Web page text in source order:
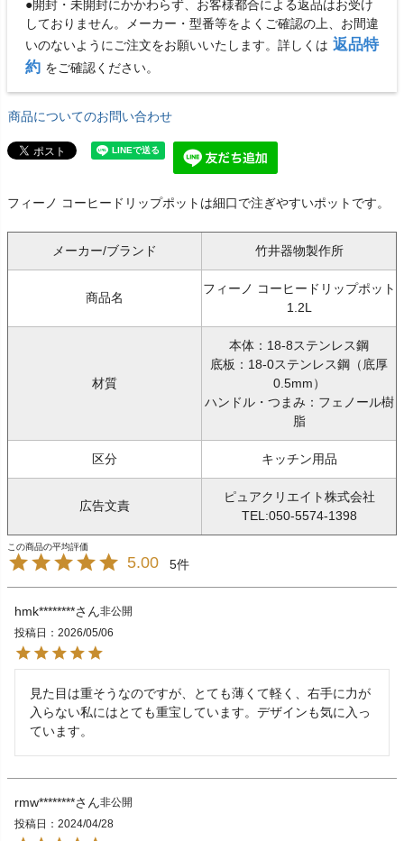
●開封・未開封にかかわらず、お客様都合による返品はお受け
しておりません。メーカー・型番等をよくご確認の上、お間違
いのないようにご注文をお願いいたします。詳しくは 返品特
約 をご確認ください。
商品についてのお問い合わせ
フィーノ コーヒードリップポットは細口で注ぎやすいポットです。
メーカー/ブランド 竹井器物製作所
商品名
フィーノ コーヒードリップポット
1.2L
材質
本体：18-8ステンレス鋼
底板：18-0ステンレス鋼（底厚
0.5mm）
ハンドル・つまみ：フェノール樹
脂
区分 キッチン用品
広告文責
ピュアクリエイト株式会社
TEL:050-5574-1398
5.00 5
hmk********
非公開
投稿日
2026/05/06
見た目は重そうなのですが、とても薄くて軽く、右手に力が
入らない私にはとても重宝しています。デザインも気に入っ
ています。
rmw********
非公開
投稿日
2024/04/28